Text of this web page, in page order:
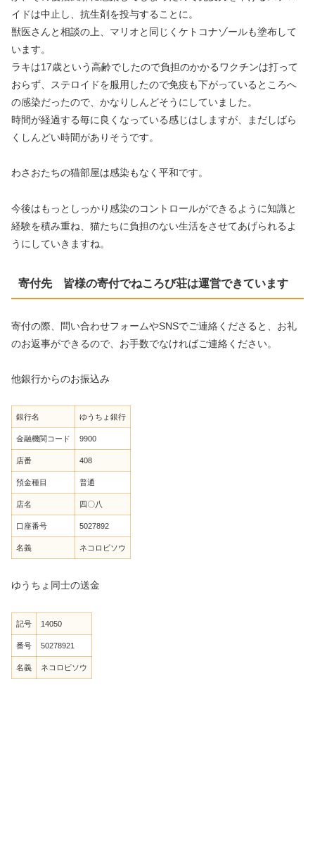
イドは中止し、抗生剤を投与することに。
獣医さんと相談の上、マリオと同じくケトコナゾールも塗布して
います。
ラキは17歳という高齢でしたので負担のかかるワクチンは打って
おらず、ステロイドを服用したので免疫も下がっているところへ
の感染だったので、かなりしんどそうにしていました。
時間が経過する毎に良くなっている感じはしますが、まだしばら
くしんどい時間がありそうです。
わさおたちの猫部屋は感染もなく平和です。
今後はもっとしっかり感染のコントロールができるように知識と
経験を積み重ね、猫たちに負担のない生活をさせてあげられるよ
うにしていきますね。
寄付先 皆様の寄付でねころび荘は運営できています
寄付の際、問い合わせフォームやSNSでご連絡くださると、お礼
のお返事ができるので、お手数でなければご連絡ください。
他銀行からのお振込み
銀行名 ゆうちょ銀行
金融機関コード 9900
店番 408
預金種目 普通
店名 四〇八
口座番号 5027892
名義 ネコロビソウ
ゆうちょ同士の送金
記号 14050
番号 50278921
名義 ネコロビソウ